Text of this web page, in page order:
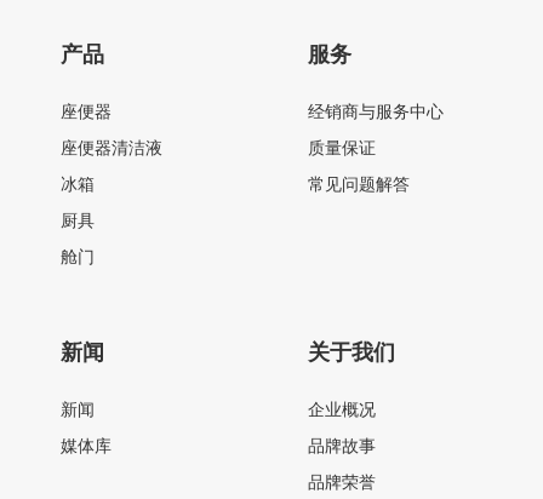
产品
座便器
座便器清洁液
冰箱
厨具
舱门
服务
经销商与服务中心
质量保证
常见问题解答
新闻
新闻
媒体库
关于我们
企业概况
品牌故事
品牌荣誉